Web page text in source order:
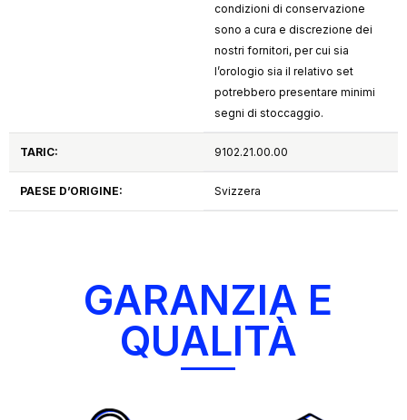
condizioni di conservazione
sono a cura e discrezione dei
nostri fornitori, per cui sia
l’orologio sia il relativo set
potrebbero presentare minimi
segni di stoccaggio.
TARIC: 9102.21.00.00
PAESE D’ORIGINE: Svizzera
GARANZIA E
QUALITÀ